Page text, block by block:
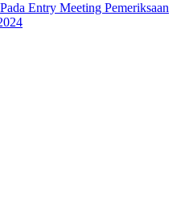
Entry Meeting Pemeriksaan